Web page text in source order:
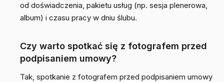
od doświadczenia, pakietu usług (np. sesja plenerowa,
album) i czasu pracy w dniu ślubu.
Czy warto spotkać się z fotografem przed
podpisaniem umowy?
Tak, spotkanie z fotografem przed podpisaniem umowy